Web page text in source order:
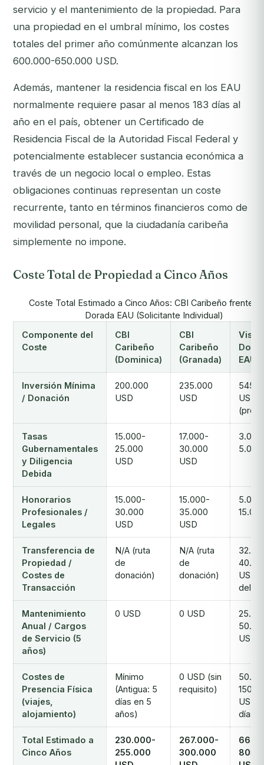
servicio y el mantenimiento de la propiedad. Para
una propiedad en el umbral mínimo, los costes
totales del primer año comúnmente alcanzan los
600.000-650.000 USD.
Además, mantener la residencia fiscal en los EAU
normalmente requiere pasar al menos 183 días al
año en el país, obtener un Certificado de
Residencia Fiscal de la Autoridad Fiscal Federal y
potencialmente establecer sustancia económica a
través de un negocio local o empleo. Estas
obligaciones continuas representan un coste
recurrente, tanto en términos financieros como de
movilidad personal, que la ciudadanía caribeña
simplemente no impone.
Coste Total de Propiedad a Cinco Años
Coste Total Estimado a Cinco Años: CBI Caribeño frente a
Dorada EAU (Solicitante Individual)
Componente del
Coste
CBI
Caribeño
(Dominica)
CBI
Caribeño
(Granada)
Visa
EAU
Inversión Mínima
/ Donación
200.000
USD
235.000
USD
USD
Tasas
Gubernamentales
y Diligencia
Debida
15.000-
25.000
USD
17.000-
30.000
USD
5.000
Honorarios
Profesionales /
Legales
15.000-
30.000
USD
15.000-
35.000
USD
Transferencia de
Propiedad /
Costes de
Transacción
N/A (ruta
de
donación)
N/A (ruta
de
donación)
USD
del
Mantenimiento
Anual / Cargos
de Servicio (5
años)
0 USD 0 USD
USD
Costes de
Presencia Física
(viajes,
alojamiento)
Mínimo
(Antigua: 5
días en 5
años)
0 USD (sin
requisito)
USD+
días/
Total Estimado a
Cinco Años
230.000-
255.000
267.000-
300.000